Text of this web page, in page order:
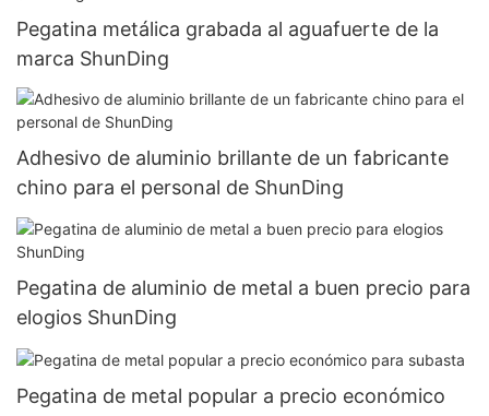
Pegatina metálica grabada al aguafuerte de la
marca ShunDing
Adhesivo de aluminio brillante de un fabricante
chino para el personal de ShunDing
Pegatina de aluminio de metal a buen precio para
elogios ShunDing
Pegatina de metal popular a precio económico